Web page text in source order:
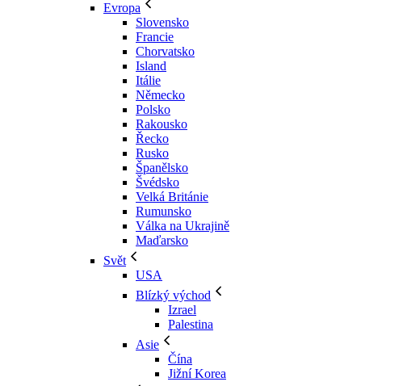
Evropa
Slovensko
Francie
Chorvatsko
Island
Itálie
Německo
Polsko
Rakousko
Řecko
Rusko
Španělsko
Švédsko
Velká Británie
Rumunsko
Válka na Ukrajině
Maďarsko
Svět
USA
Blízký východ
Izrael
Palestina
Asie
Čína
Jižní Korea